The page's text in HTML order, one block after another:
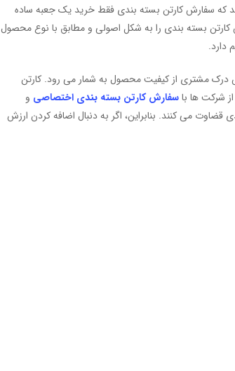
که سفارش کارتن بسته بندی فقط خرید یک جعبه ساده
بسته بندی را به شکل اصولی و مطابق با نوع محصول
دارد.
درک مشتری از کیفیت محصول به شمار می رود. کارتن
شرکت ها باسفارش کارتن بسته بندی اختصاصی و
می کنند. بنابراین، اگر به دنبال اضافه کردن ارزش